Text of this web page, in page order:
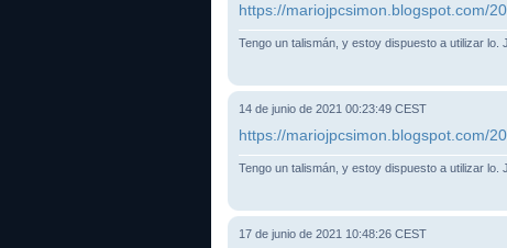
https://mariojpcsimon.blogspot.com/
Tengo un talismán, y estoy dispuesto a utilizar lo.
14 de junio de 2021 00:23:49 CEST
https://mariojpcsimon.blogspot.com/
Tengo un talismán, y estoy dispuesto a utilizar lo.
17 de junio de 2021 10:48:26 CEST